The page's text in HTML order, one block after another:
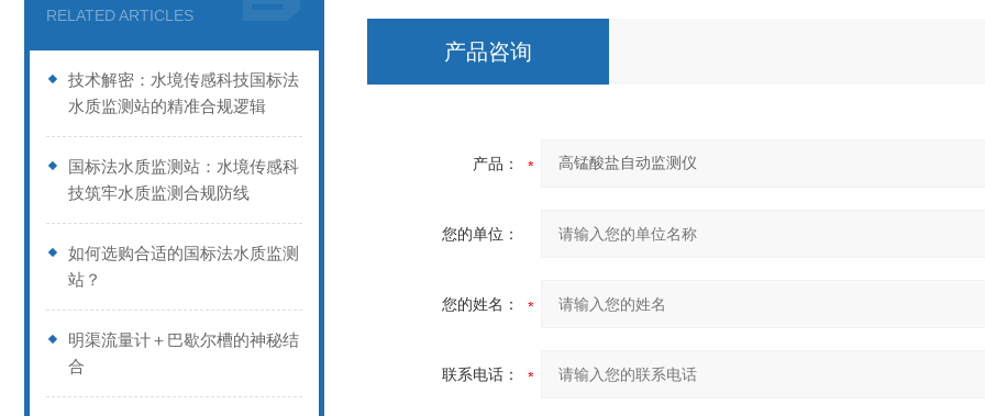
RELATED ARTICLES
技术解密：水境传感科技国标法
水质监测站的精准合规逻辑
国标法水质监测站：水境传感科
技筑牢水质监测合规防线
如何选购合适的国标法水质监测
站？
明渠流量计＋巴歇尔槽的神秘结
合
产品咨询
产品：
您的单位：
您的姓名：
联系电话：